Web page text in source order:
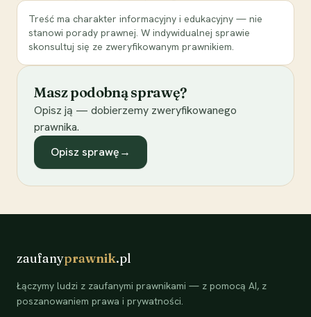
Treść ma charakter informacyjny i edukacyjny — nie
stanowi porady prawnej. W indywidualnej sprawie
skonsultuj się ze zweryfikowanym prawnikiem.
Masz podobną sprawę?
Opisz ją — dobierzemy zweryfikowanego
prawnika.
Opisz sprawę→
zaufanyprawnik.pl
Łączymy ludzi z zaufanymi prawnikami — z pomocą AI, z
poszanowaniem prawa i prywatności.